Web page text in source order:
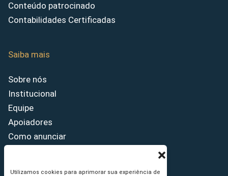
Utilizamos cookies para aprimorar sua experiência de
Conteúdo patrocinado
Contabilidades Certificadas
Saiba mais
Sobre nós
Institucional
Equipe
Apoiadores
Como anunciar